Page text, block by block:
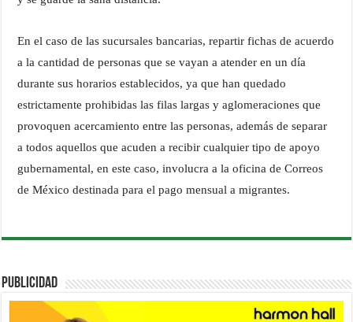
En el caso de las sucursales bancarias, repartir fichas de acuerdo
a la cantidad de personas que se vayan a atender en un día
durante sus horarios establecidos, ya que han quedado
estrictamente prohibidas las filas largas y aglomeraciones que
provoquen acercamiento entre las personas, además de separar
a todos aquellos que acuden a recibir cualquier tipo de apoyo
gubernamental, en este caso, involucra a la oficina de Correos
de México destinada para el pago mensual a migrantes.
PUBLICIDAD